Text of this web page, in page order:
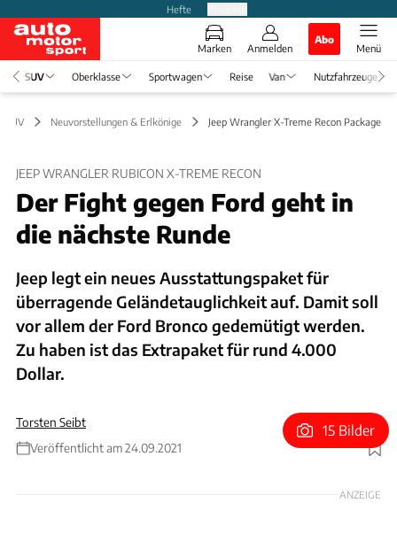
Hefte
Marken Anmelden
Abo
Menü
SUV Oberklasse Sportwagen Reise Van Nutzfahrzeuge
SUV Neuvorstellungen & Erlkönige Jeep Wrangler X-Treme Recon Package
JEEP WRANGLER RUBICON X-TREME RECON
Der Fight gegen Ford geht in
die nächste Runde
Jeep legt ein neues Ausstattungspaket für
überragende Geländetauglichkeit auf. Damit soll
vor allem der Ford Bronco gedemütigt werden.
Zu haben ist das Extrapaket für rund 4.000
Dollar.
Torsten Seibt
Veröffentlicht am 24.09.2021
Foto: Jeep
15 Bilder
ANZEIGE